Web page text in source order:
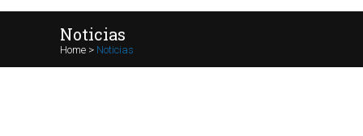
Noticias
Home > Noticias